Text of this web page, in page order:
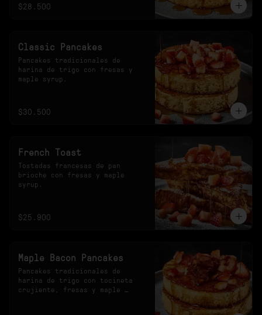
$28.500
Classic Pancakes
Pancakes tradicionales de
harina de trigo con fresas y
maple syrup.
$30.500
French Toast
Tostadas francesas de pan
brioche con fresas y maple
syrup.
$25.900
Maple Bacon Pancakes
Pancakes tradicionales de
harina de trigo con tocineta
crujiente, fresas y maple